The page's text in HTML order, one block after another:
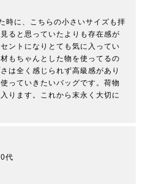
時に、こちらの小さいサイズも拝
ると思っていたよりも存在感が
ントになりとても気に入ってい
もちゃんとした物を使ってるの
は全く感じられず高級感があり
っていきたいバッグです。荷物
ります。これから末永く大切に
代